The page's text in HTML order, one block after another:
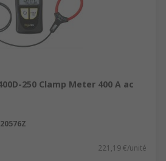
250 Clamp Meter 400 A ac
221,19 €/unité